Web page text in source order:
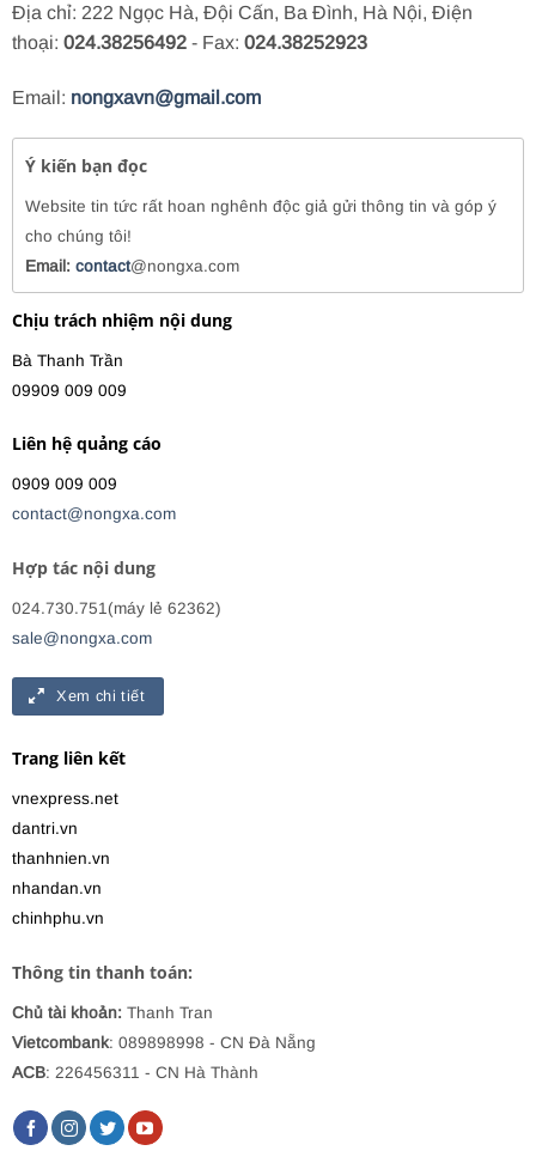
Địa chỉ: 222 Ngọc Hà, Đội Cấn, Ba Đình, Hà Nội, Điện
thoại: 024.38256492 - Fax: 024.38252923
Email: nongxavn@gmail.com
Ý kiến bạn đọc
Website tin tức rất hoan nghênh độc giả gửi thông tin và góp ý
cho chúng tôi!
Email: contact@nongxa.com
Chịu trách nhiệm nội dung
Bà Thanh Trần
09909 009 009
Liên hệ quảng cáo
0909 009 009
contact@nongxa.com
Hợp tác nội dung
024.730.751(máy lẻ 62362)
sale@nongxa.com
Xem chi tiết
Trang liên kết
vnexpress.net
dantri.vn
thanhnien.vn
nhandan.vn
chinhphu.vn
Thông tin thanh toán:
Chủ tài khoản: Thanh Tran
Vietcombank: 089898998 - CN Đà Nẵng
ACB: 226456311 - CN Hà Thành